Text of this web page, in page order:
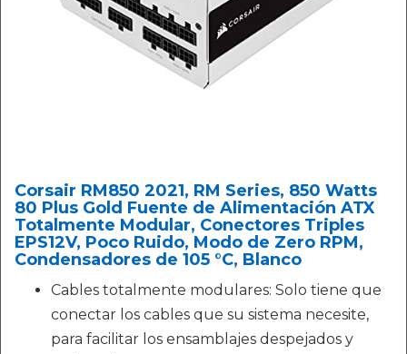
Corsair RM850 2021, RM Series, 850 Watts
80 Plus Gold Fuente de Alimentación ATX
Totalmente Modular, Conectores Triples
EPS12V, Poco Ruido, Modo de Zero RPM,
Condensadores de 105 °C, Blanco
Cables totalmente modulares: Solo tiene que
conectar los cables que su sistema necesite,
para facilitar los ensamblajes despejados y